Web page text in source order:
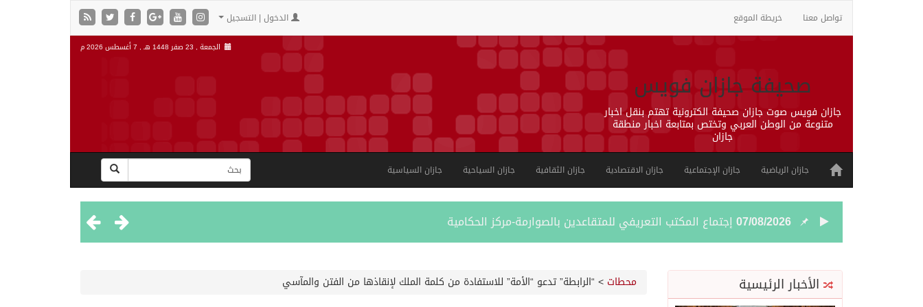
تواصل معنا خريطة الموقع الدخول | التسجيل
صحيفة جازان فويس
جازان فويس صوت جازان صحيفة الكترونية تهتم بنقل اخبار
متنوعة من الوطن العربي وتختص بمتابعة اخبار منطقة
جازان
الجمعة , 23 صفر 1448 هـ , 7 أغسطس 2026 م
جازان الرياضية جازان الإجتماعية جازان الاقتصادية جازان الثقافية جازان السياحية جازان السياسية
07/08/2026 إجتماع المكتب التعريفي للمتقاعدين بالصوارمة-مركز الحكامية
الأخبار الرئيسية محطات > “الرابطة” تدعو “الأمة” للاستفادة من كلمة الملك لإنقاذها من الفتن والمآسي